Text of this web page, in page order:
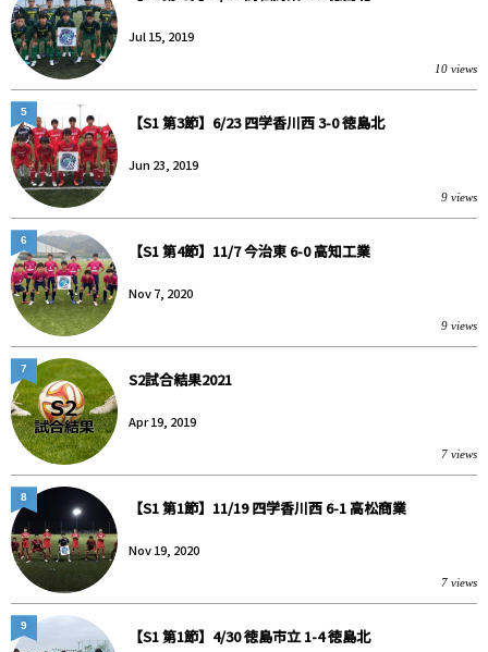
Jul 15, 2019
10 views
【S1 第3節】6/23 四学香川西 3-0 徳島北
Jun 23, 2019
9 views
5
【S1 第4節】11/7 今治東 6-0 高知工業
Nov 7, 2020
9 views
6
S2試合結果2021
Apr 19, 2019
7 views
7
【S1 第1節】11/19 四学香川西 6-1 高松商業
Nov 19, 2020
7 views
8
【S1 第1節】4/30 徳島市立 1-4 徳島北
9